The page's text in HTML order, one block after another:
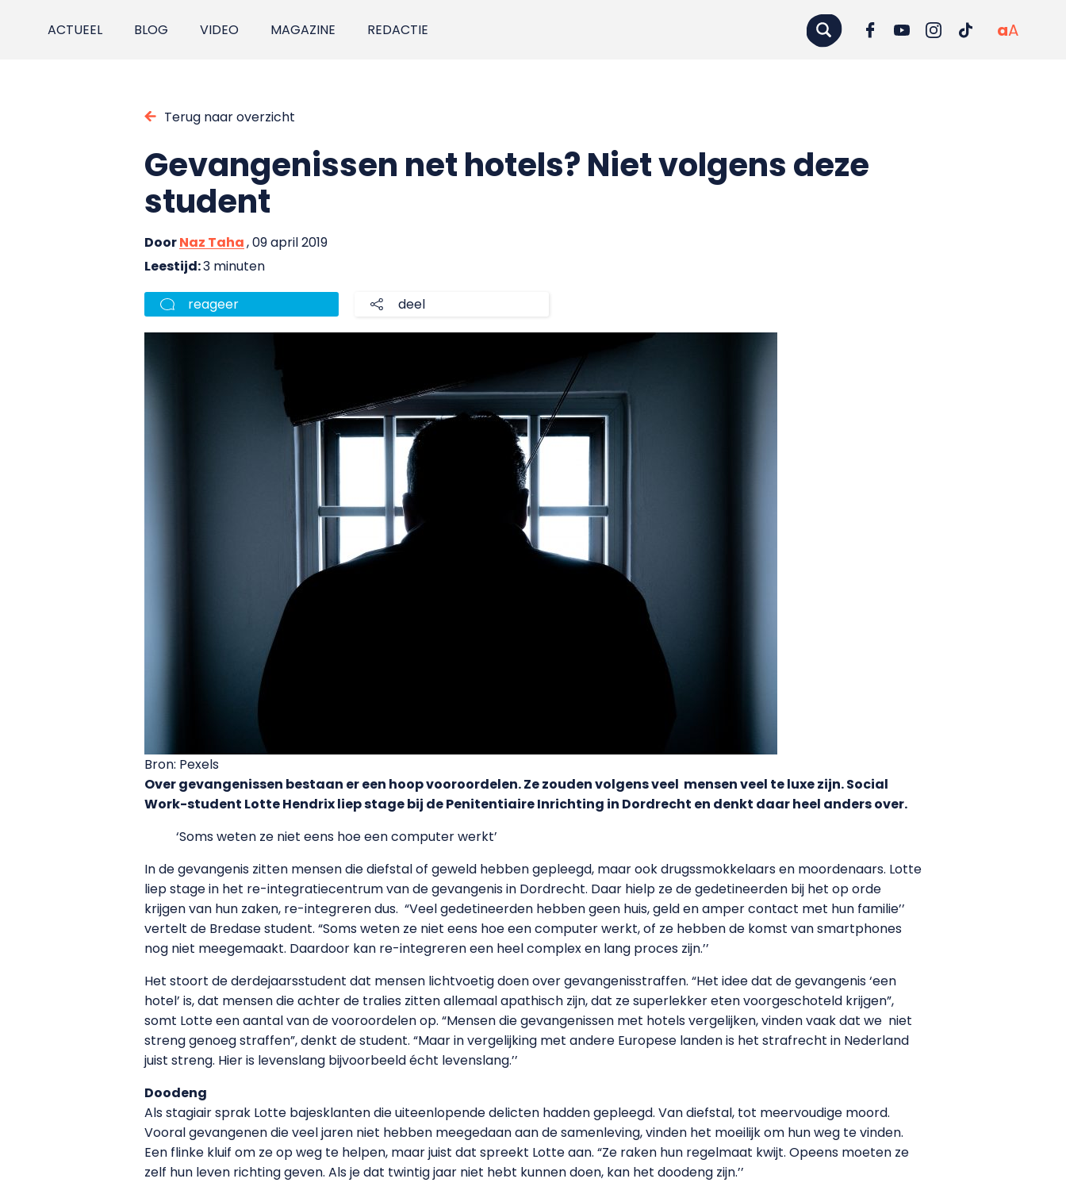
ACTUEEL BLOG VIDEO MAGAZINE REDACTIE aA
Terug naar overzicht
Gevangenissen net hotels? Niet volgens deze
student
DoorNaz Taha, 09 april 2019
Leestijd:3 minuten
reageer deel
Bron: Pexels
Over gevangenissen bestaan er een hoop vooroordelen. Ze zouden volgens veel mensen veel te luxe zijn. Social
Work-student Lotte Hendrix liep stage bij de Penitentiaire Inrichting in Dordrecht en denkt daar heel anders over.
‘Soms weten ze niet eens hoe een computer werkt’
In de gevangenis zitten mensen die diefstal of geweld hebben gepleegd, maar ook drugssmokkelaars en moordenaars. Lotte
liep stage in het re-integratiecentrum van de gevangenis in Dordrecht. Daar hielp ze de gedetineerden bij het op orde
krijgen van hun zaken, re-integreren dus. “Veel gedetineerden hebben geen huis, geld en amper contact met hun familie’’
vertelt de Bredase student. “Soms weten ze niet eens hoe een computer werkt, of ze hebben de komst van smartphones
nog niet meegemaakt. Daardoor kan re-integreren een heel complex en lang proces zijn.’’
Het stoort de derdejaarsstudent dat mensen lichtvoetig doen over gevangenisstraffen. “Het idee dat de gevangenis ‘een
hotel’ is, dat mensen die achter de tralies zitten allemaal apathisch zijn, dat ze superlekker eten voorgeschoteld krijgen”,
somt Lotte een aantal van de vooroordelen op. “Mensen die gevangenissen met hotels vergelijken, vinden vaak dat we niet
streng genoeg straffen”, denkt de student. “Maar in vergelijking met andere Europese landen is het strafrecht in Nederland
juist streng. Hier is levenslang bijvoorbeeld écht levenslang.’’
Doodeng
Als stagiair sprak Lotte bajesklanten die uiteenlopende delicten hadden gepleegd. Van diefstal, tot meervoudige moord.
Vooral gevangenen die veel jaren niet hebben meegedaan aan de samenleving, vinden het moeilijk om hun weg te vinden.
Een flinke kluif om ze op weg te helpen, maar juist dat spreekt Lotte aan. “Ze raken hun regelmaat kwijt. Opeens moeten ze
zelf hun leven richting geven. Als je dat twintig jaar niet hebt kunnen doen, kan het doodeng zijn.’’